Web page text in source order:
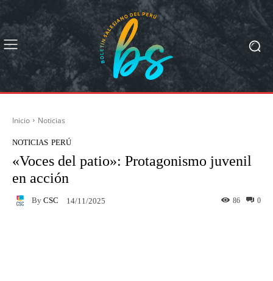
Inicio Noticias
NOTICIAS PERÚ
«Voces del patio»: Protagonismo juvenil
en acción
By CSC 14/11/2025 0
86